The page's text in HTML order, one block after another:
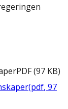
PDF(97 KB)
(pdf, 97